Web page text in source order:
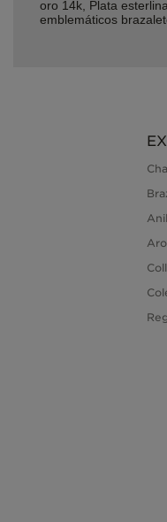
oro 14k, Plata
emblemáticos